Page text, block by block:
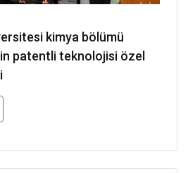
patentli teknolojisi özel